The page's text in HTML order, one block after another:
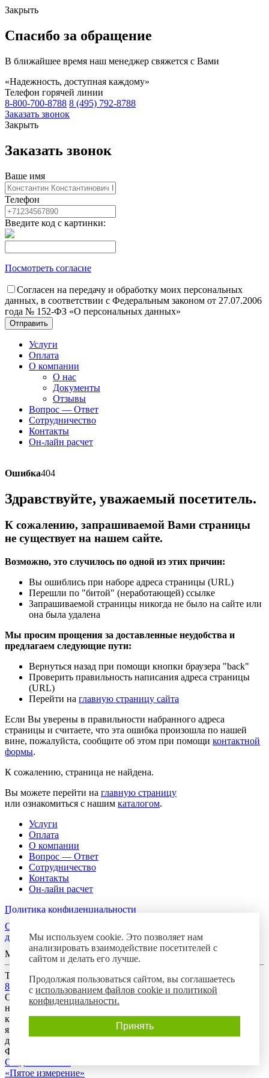
Закрыть
Спасибо за обращение
В ближайшее время наш менеджер свяжется с Вами
«Надежность, доступная каждому»
Телефон горячей линии
8-800-700-8788 8 (495) 792-8788
Заказать звонок
Закрыть
Заказать звонок
Ваше имя
Телефон
Введите код с картинки:
Посмотреть согласие
Согласен на передачу и обработку моих персональных
данных, в соответствии с Федеральным законом от 27.07.2006
года № 152-ФЗ «О персональных данных»
Отправить
Услуги
Оплата
О компании
О нас
Документы
Отзывы
Вопрос — Ответ
Сотрудничество
Контакты
Он-лайн расчет
Ошибка404
Здравствуйте, уважаемый посетитель.
К сожалению, запрашиваемой Вами страницы
не существует на нашем сайте.
Возможно, это случилось по одной из этих причин:
Вы ошиблись при наборе адреса страницы (URL)
Перешли по "битой" (неработающей) ссылке
Запрашиваемой страницы никогда не было на сайте или
она была удалена
Мы просим прощения за доставленные неудобства и
предлагаем следующие пути:
Вернуться назад при помощи кнопки браузера "back"
Проверить правильность написания адреса страницы
(URL)
Перейти на главную страницу сайта
Если Вы уверены в правильности набранного адреса
страницы и считаете, что эта ошибка произошла по нашей
вине, пожалуйста, сообщите об этом при помощи контактной
формы.
К сожалению, страница не найдена.
Вы можете перейти на главную страницу
или ознакомиться с нашим каталогом.
Услуги
Оплата
О компании
Вопрос — Ответ
Сотрудничество
Контакты
Он-лайн расчет
Политика конфиденциальности
Согласие посетителя сайта на обработку персональных
данных
Мы в соцсетях
Телефон горячей линии
8-800-700-8788
Обращаем Ваше внимание на то, что данный интернет-сайт
носит исключительно информационный характер и ни при
каких условиях предложения, размещенные на нем, не
являются публичной офертой, определяемой положениями
действующего гражданского законодательства Российской
Федерации.
Создание сайта:
«Пятое измерение»
Мы используем cookie. Это позволяет нам
анализировать взаимодействие посетителей с
сайтом и делать его лучше.
Продолжая пользоваться сайтом, вы соглашаетесь
с использованием файлов cookie и политикой
конфиденциальности.
Принять